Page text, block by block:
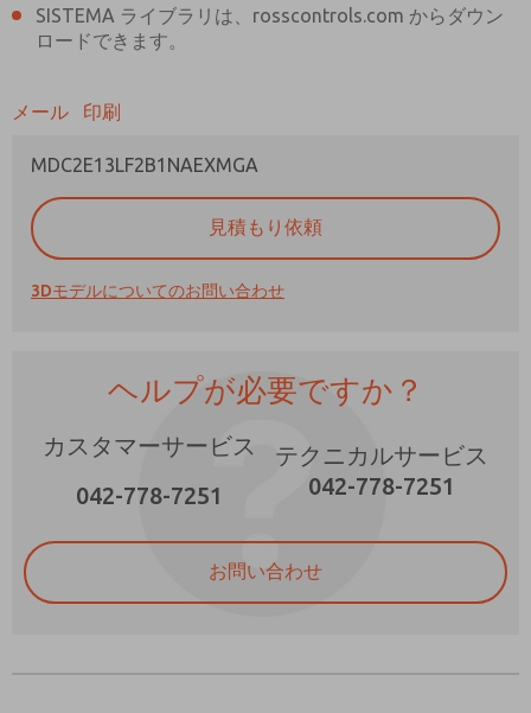
SISTEMA ライブラリは、rosscontrols.com からダウン
ロードできます。
メール 印刷
MDC2E13LF2B1NAEXMGA
見積もり依頼
3Dモデルについてのお問い合わせ
ヘルプが必要ですか？
カスタマーサービス
042-778-7251
テクニカルサービス
042-778-7251
お問い合わせ
機能、製品性能などに関する最新情報を定期的
提供したデータが電子的に収集および保存され
ることに同意します。私のデータは、私の要求
を処理して回答するために厳密に指定された場
合にのみ使用されます。お問い合わせフォーム
を送信することにより、処理に同意します。
×